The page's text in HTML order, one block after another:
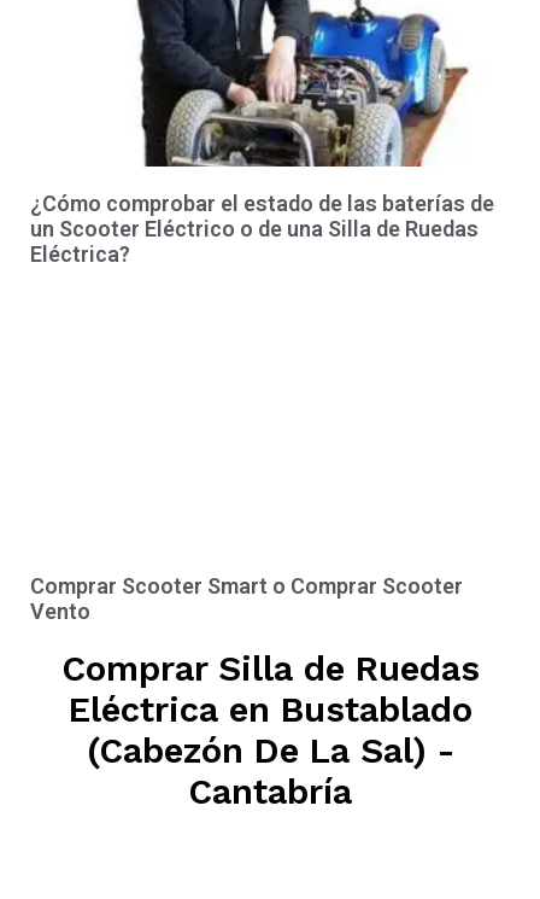
¿Cómo comprobar el estado de las baterías de
un Scooter Eléctrico o de una Silla de Ruedas
Eléctrica?
Comprar Scooter Smart o Comprar Scooter
Vento
Comprar Silla de Ruedas
Eléctrica en Bustablado
(Cabezón De La Sal) -
Cantabría